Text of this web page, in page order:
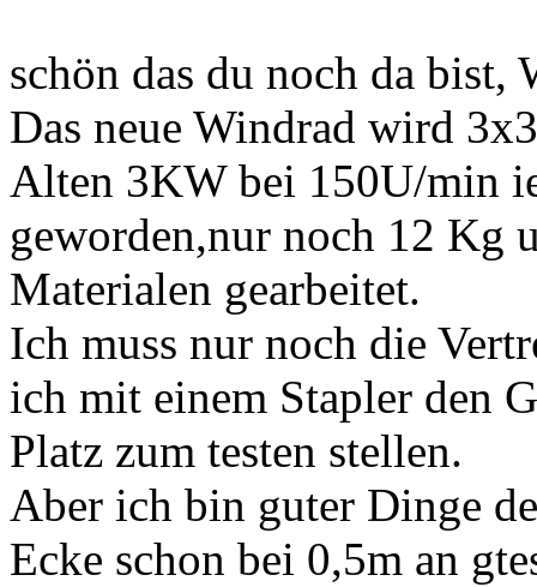
schön das du noch da bist,
Das neue Windrad wird
Alten 3KW bei 150U/min
geworden,nur noch 12 Kg
Materialen gearbeitet.
Ich muss nur noch die
ich mit einem Stapler den
Platz zum testen stellen.
Aber ich bin guter Dinge
Ecke schon bei 0,5m an